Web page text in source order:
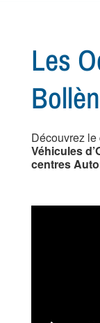
Les
Découvrez le
Véhicules
centres